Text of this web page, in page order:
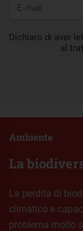
Dichiaro di aver
al
La
Ambiente
La perdita di
climatico e
problema molto